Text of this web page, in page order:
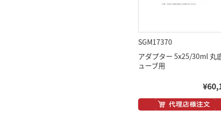
SGM17370
アダプター 5x25/30ml 丸
ューブ用